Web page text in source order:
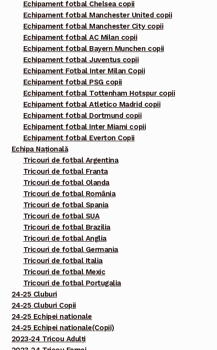
Echipament fotbal Chelsea copii
Echipament fotbal Manchester United copii
Echipament fotbal Manchester City copii
Echipament fotbal AC Milan copii
Echipament fotbal Bayern Munchen copii
Echipament fotbal Juventus copii
Echipament Fotbal Inter Milan Copii
Echipament fotbal PSG copii
Echipament fotbal Tottenham Hotspur copii
Echipament fotbal Atletico Madrid copii
Echipament fotbal Dortmund copii
Echipament fotbal Inter Miami copii
Echipament fotbal Everton Copii
Echipa Națională
Tricouri de fotbal Argentina
Tricouri de fotbal Franta
Tricouri de fotbal Olanda
Tricouri de fotbal România
Tricouri de fotbal Spania
Tricouri de fotbal SUA
Tricouri de fotbal Brazilia
Tricouri de fotbal Anglia
Tricouri de fotbal Germania
Tricouri de fotbal Italia
Tricouri de fotbal Mexic
Tricouri de fotbal Portugalia
24-25 Cluburi
24-25 Cluburi Copii
24-25 Echipei nationale
24-25 Echipei nationale(Copii)
2023-24 Tricou Adulți